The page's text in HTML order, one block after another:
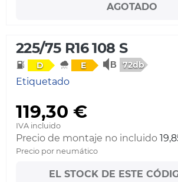
AGOTADO
225/75 R16 108 S
D E 72db
Etiquetado
119,30 €
IVA incluido
Precio de montaje no incluido
Precio por neumático
EL STOCK DE ESTE